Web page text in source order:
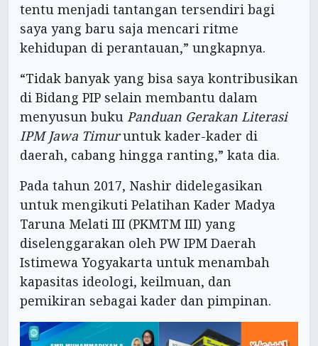
tentu menjadi tantangan tersendiri bagi
saya yang baru saja mencari ritme
kehidupan di perantauan,” ungkapnya.
“Tidak banyak yang bisa saya kontribusikan
di Bidang PIP selain membantu dalam
menyusun buku Panduan Gerakan Literasi
IPM Jawa Timuruntuk kader-kader di
daerah, cabang hingga ranting,” kata dia.
Pada tahun 2017, Nashir didelegasikan
untuk mengikuti Pelatihan Kader Madya
Taruna Melati III (PKMTM III) yang
diselenggarakan oleh PW IPM Daerah
Istimewa Yogyakarta untuk menambah
kapasitas ideologi, keilmuan, dan
pemikiran sebagai kader dan pimpinan.